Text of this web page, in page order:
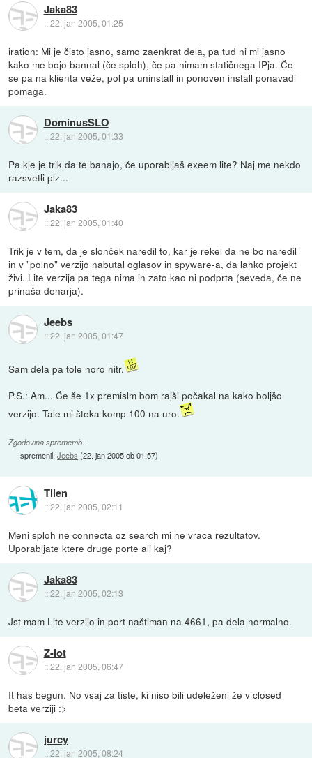
Jaka83
::22. jan 2005, 01:25
iration: Mi je čisto jasno, samo zaenkrat dela, pa tud ni mi jasno
kako me bojo bannal (če sploh), če pa nimam statičnega IPja. Če
se pa na klienta veže, pol pa uninstall in ponoven install ponavadi
pomaga.
DominusSLO
::22. jan 2005, 01:33
Pa kje je trik da te banajo, če uporabljaš exeem lite? Naj me nekdo
razsvetli plz...
Jaka83
::22. jan 2005, 01:40
Trik je v tem, da je slonček naredil to, kar je rekel da ne bo naredil
in v "polno" verzijo nabutal oglasov in spyware-a, da lahko projekt
živi. Lite verzija pa tega nima in zato kao ni podprta (seveda, če ne
prinaša denarja).
Jeebs
::22. jan 2005, 01:47
Sam dela pa tole noro hitr.
P.S.: Am... Če še 1x premislm bom rajši počakal na kako boljšo
verzijo. Tale mi šteka komp 100 na uro.
Zgodovina sprememb…
spremenil:Jeebs (22. jan 2005 ob 01:57)
Tilen
::22. jan 2005, 02:11
Meni sploh ne connecta oz search mi ne vraca rezultatov.
Uporabljate ktere druge porte ali kaj?
Jaka83
::22. jan 2005, 02:13
Jst mam Lite verzijo in port naštiman na 4661, pa dela normalno.
Z-lot
::22. jan 2005, 06:47
It has begun. No vsaj za tiste, ki niso bili udeleženi že v closed
beta verziji :>
jurcy
::22. jan 2005, 08:24